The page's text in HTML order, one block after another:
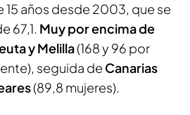
15 años desde 2003, que se
67,1. Muy por encima de
y Melilla(168 y 96 por
seguida de Canarias
(89,8 mujeres).